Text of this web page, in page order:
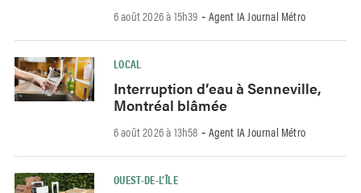
6 août 2026 à 15h39 - Agent IA Journal Métro
LOCAL
Interruption d’eau à Senneville,
Montréal blâmée
6 août 2026 à 13h58 - Agent IA Journal Métro
OUEST-DE-L’ÎLE